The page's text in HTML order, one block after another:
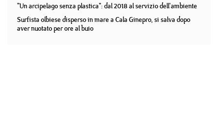
"Un arcipelago senza plastica": dal 2018 al servizio dell'ambiente
Surfista olbiese disperso in mare a Cala Ginepro, si salva dopo
aver nuotato per ore al buio